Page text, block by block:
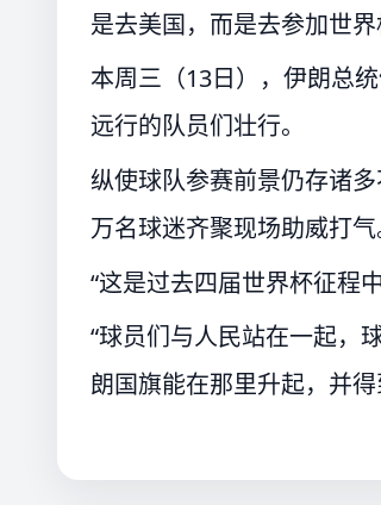
是去美国，而是去参加世界
本周三（13日），伊朗总
远行的队员们壮行。
纵使球队参赛前景仍存诸
万名球迷齐聚现场助威打气
“这是过去四届世界杯征程
“球员们与人民站在一起，
朗国旗能在那里升起，并得